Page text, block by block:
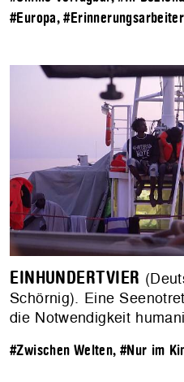
#Europa,
EINHUNDERTVIER
Schörnig). Eine
die Notwendigkeit
#Zwischen Welten, #Nur im